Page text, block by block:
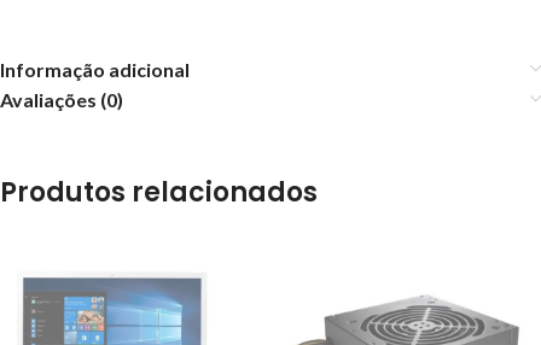
Informação adicional
Avaliações (0)
Produtos relacionados